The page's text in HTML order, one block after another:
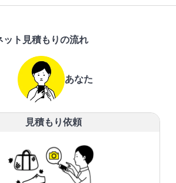
ット見積もりの流れ
あなた
見積もり依頼